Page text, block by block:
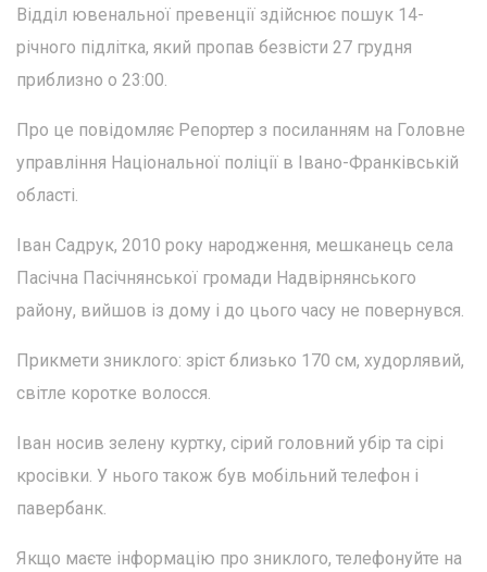
Відділ ювенальної превенції здійснює пошук 14-
річного підлітка, який пропав безвісти 27 грудня
приблизно о 23:00.
Про це повідомляє Репортер з посиланням на Головне
управління Національної поліції в Івано-Франківській
області.
Іван Садрук, 2010 року народження, мешканець села
Пасічна Пасічнянської громади Надвірнянського
району, вийшов із дому і до цього часу не повернувся.
Прикмети зниклого: зріст близько 170 см, худорлявий,
світле коротке волосся.
Іван носив зелену куртку, сірий головний убір та сірі
кросівки. У нього також був мобільний телефон і
павербанк.
Якщо маєте інформацію про зниклого, телефонуйте на